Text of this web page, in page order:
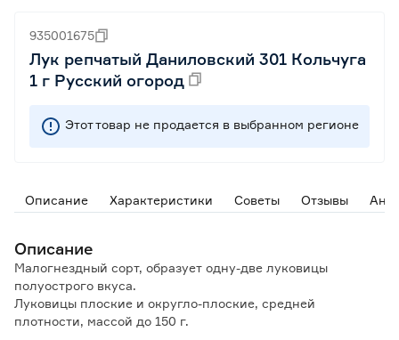
935001675
Лук репчатый Даниловский 301 Кольчуга
1 г Русский огород
Этот товар не продается в выбранном регионе
Описание Характеристики Советы Отзывы
Описание
Малогнездный сорт, образует одну-две луковицы
полуострого вкуса.
Луковицы плоские и округло-плоские, средней
плотности, массой до 150 г.